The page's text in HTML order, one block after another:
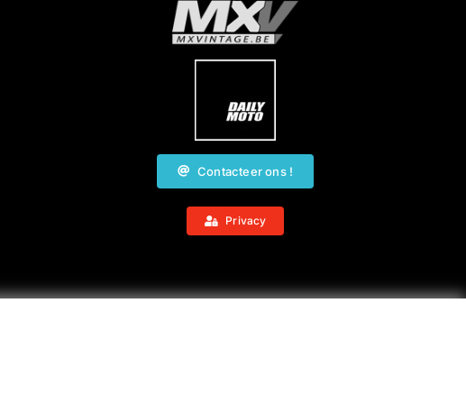
Contacteer ons !
Privacy